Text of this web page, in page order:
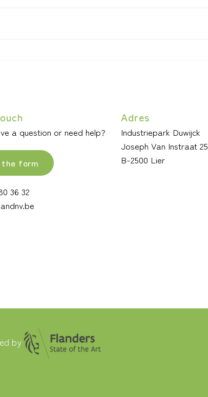
a question or need help?
form
36 32
Adres
Industriepark Duwijck
Joseph Van Instraat 25
B-2500 Lier
by